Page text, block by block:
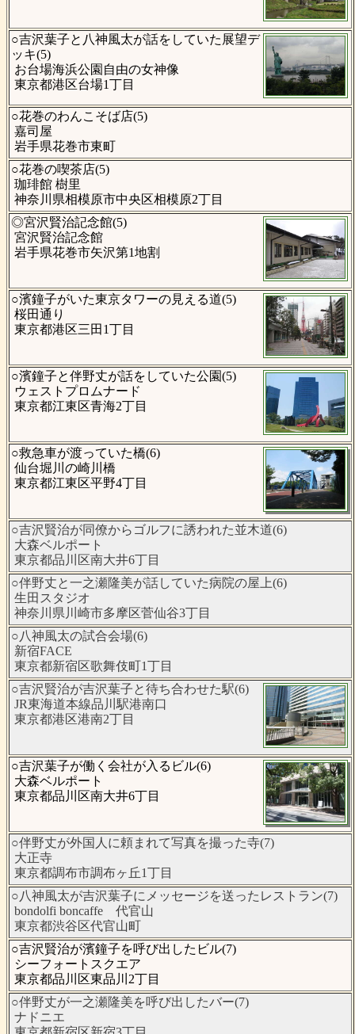
○吉沢葉子と八神風太が話をしていた展望デ
ッキ(5)
お台場海浜公園自由の女神像
東京都港区台場1丁目
○花巻のわんこそば店(5)
嘉司屋
岩手県花巻市東町
○花巻の喫茶店(5)
珈琲館 樹里
神奈川県相模原市中央区相模原2丁目
◎宮沢賢治記念館(5)
宮沢賢治記念館
岩手県花巻市矢沢第1地割
○濱鐘子がいた東京タワーの見える道(5)
桜田通り
東京都港区三田1丁目
○濱鐘子と伴野丈が話をしていた公園(5)
ウェストプロムナード
東京都江東区青海2丁目
○救急車が渡っていた橋(6)
仙台堀川の崎川橋
東京都江東区平野4丁目
○吉沢賢治が同僚からゴルフに誘われた並木道(6)
大森ベルポート
東京都品川区南大井6丁目
○伴野丈と一之瀬隆美が話していた病院の屋上(6)
生田スタジオ
神奈川県川崎市多摩区菅仙谷3丁目
○八神風太の試合会場(6)
新宿FACE
東京都新宿区歌舞伎町1丁目
○吉沢賢治が吉沢葉子と待ち合わせた駅(6)
JR東海道本線品川駅港南口
東京都港区港南2丁目
○吉沢葉子が働く会社が入るビル(6)
大森ベルポート
東京都品川区南大井6丁目
○伴野丈が外国人に頼まれて写真を撮った寺(7)
大正寺
東京都調布市調布ヶ丘1丁目
○八神風太が吉沢葉子にメッセージを送ったレストラン(7)
bondolfi boncaffe 代官山
東京都渋谷区代官山町
○吉沢賢治が濱鐘子を呼び出したビル(7)
シーフォートスクエア
東京都品川区東品川2丁目
○伴野丈が一之瀬隆美を呼び出したバー(7)
ナドニエ